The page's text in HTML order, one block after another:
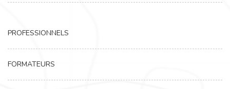
PROFESSIONNELS
FORMATEURS